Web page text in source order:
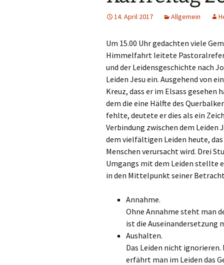
Links
Oekum.
PGR-Wahl 2019
Prävention im
Limburg
Unsere
Vermietungen
14. April 2017 Allgemein
Um 15.00 Uhr gedachten viele
Himmelfahrt leitete
und der Leidensgeschichte nach
Leiden Jesu ein. Ausgehend von
Kreuz, dass er im Elsass gesehen
dem die eine Hälfte des
fehlte, deutete er dies als ein
Verbindung zwischen dem Leiden
dem vielfältigen Leiden heute, das
Menschen verursacht wird. Drei
Umgangs mit dem Leiden stellte
in den Mittelpunkt seiner
Annahme.
Ohne Annahme steht man
ist die Auseinandersetzung
Aushalten.
Das Leiden nicht
erfährt man im Leiden das